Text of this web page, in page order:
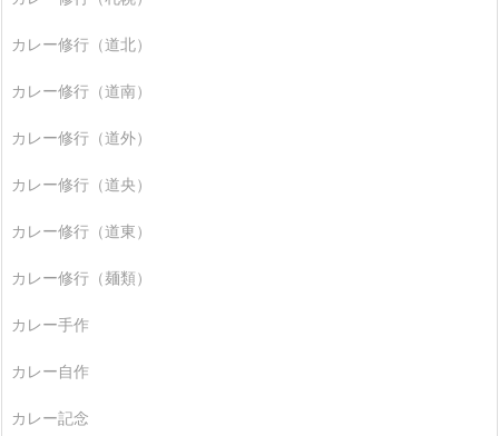
カレー修行（道北）
カレー修行（道南）
カレー修行（道外）
カレー修行（道央）
カレー修行（道東）
カレー修行（麺類）
カレー手作
カレー自作
カレー記念